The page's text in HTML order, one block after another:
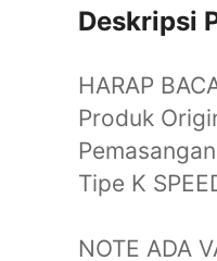
Deskripsi
HARAP
Produk
Tipe K
NOTE ADA